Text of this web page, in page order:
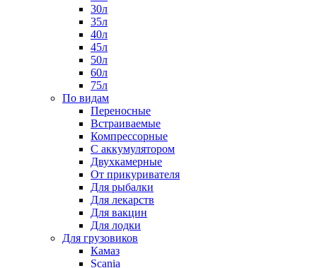
30л
35л
40л
45л
50л
60л
75л
По видам
Переносные
Встраиваемые
Компрессорные
С аккумулятором
Двухкамерные
От прикуривателя
Для рыбалки
Для лекарств
Для вакцин
Для лодки
Для грузовиков
Камаз
Scania